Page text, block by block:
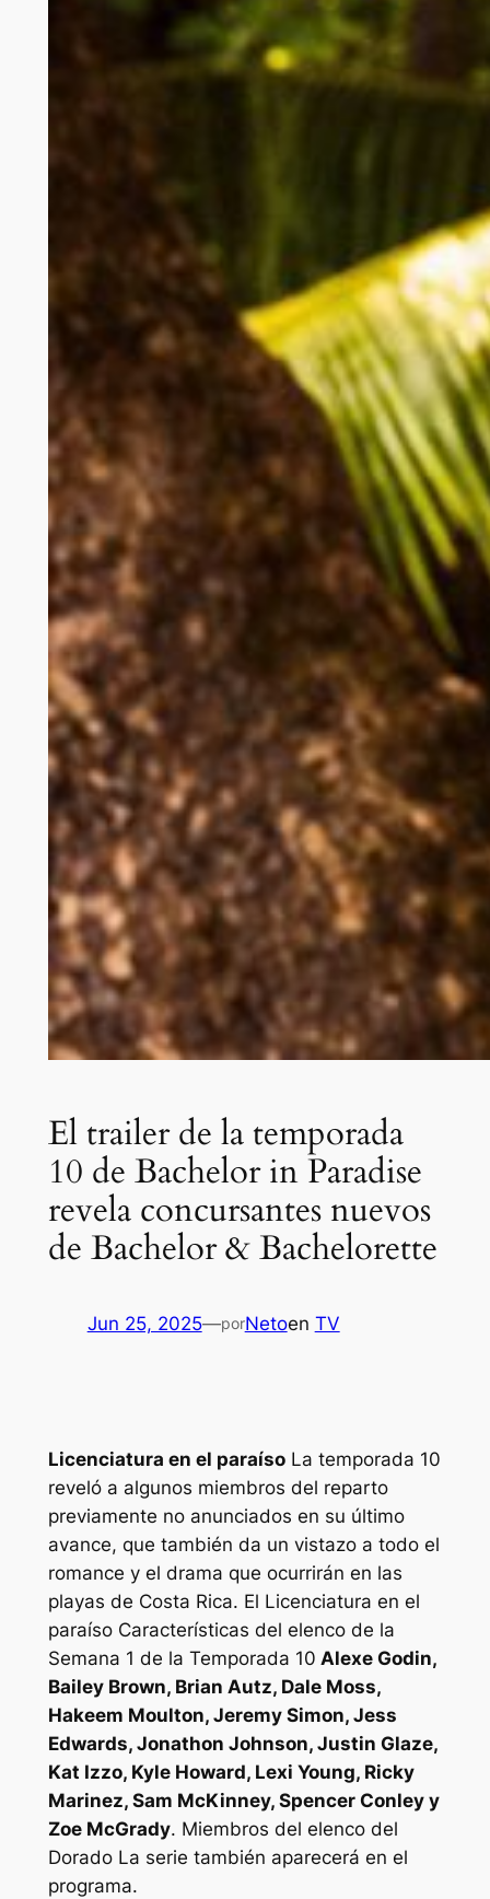
El trailer de la temporada
10 de Bachelor in Paradise
revela concursantes nuevos
de Bachelor & Bachelorette
Jun 25, 2025—porNetoen TV
Licenciatura en el paraísoLa temporada 10
reveló a algunos miembros del reparto
previamente no anunciados en su último
avance, que también da un vistazo a todo el
romance y el drama que ocurrirán en las
playas de Costa Rica. El Licenciatura en el
paraísoCaracterísticas del elenco de la
Semana 1 de la Temporada 10 Alexe Godin,
Bailey Brown, Brian Autz, Dale Moss,
Hakeem Moulton, Jeremy Simon, Jess
Edwards, Jonathon Johnson, Justin Glaze,
Kat Izzo, Kyle Howard, Lexi Young, Ricky
Marinez, Sam McKinney, Spencer Conley y
Zoe McGrady. Miembros del elenco del
Dorado La serie también aparecerá en el
programa.